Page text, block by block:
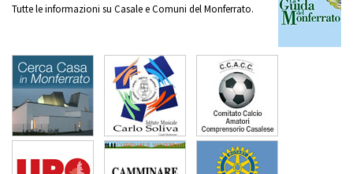
Tutte le informazioni su Casale e Comuni del Monferrato.